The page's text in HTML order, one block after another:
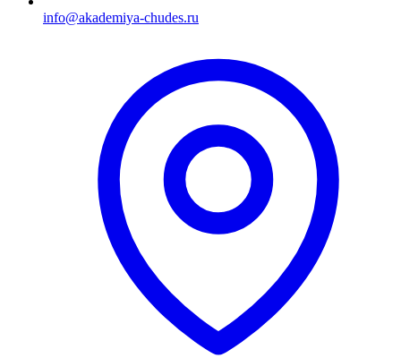
info@akademiya-chudes.ru